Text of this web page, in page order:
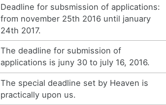
Deadline for subsmission of applications:
from november 25th 2016 until january
24th 2017.
The deadline for submission of
applications is juny 30 to july 16, 2016.
The special deadline set by Heaven is
practically upon us.